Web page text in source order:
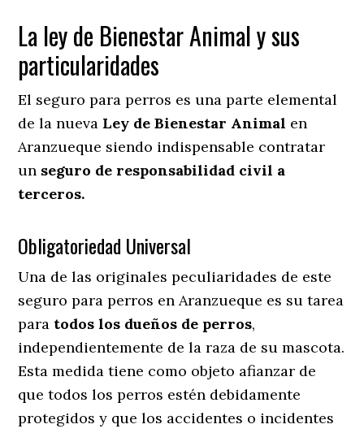
La ley de Bienestar Animal y sus
particularidades
El seguro para perros es una parte elemental
de la nueva Ley de Bienestar Animal en
Aranzueque siendo indispensable contratar
un seguro de responsabilidad civil a
terceros.
Obligatoriedad Universal
Una de las originales peculiaridades de este
seguro para perros en Aranzueque es su tarea
para todos los dueños de perros,
independientemente de la raza de su mascota.
Esta medida tiene como objeto afianzar de
que todos los perros estén debidamente
protegidos y que los accidentes o incidentes